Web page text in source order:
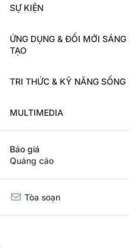
SỰ KIỆN
ỨNG DỤNG & ĐỔI MỚI SÁNG
TẠO
TRI THỨC & KỸ NĂNG SỐNG
MULTIMEDIA
Báo giá
Quảng cáo
Tòa soạn